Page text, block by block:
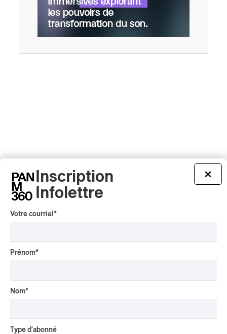
×
Inscription
Infolettre
Votre courriel *
Prénom*
Nom*
Type d'abonné